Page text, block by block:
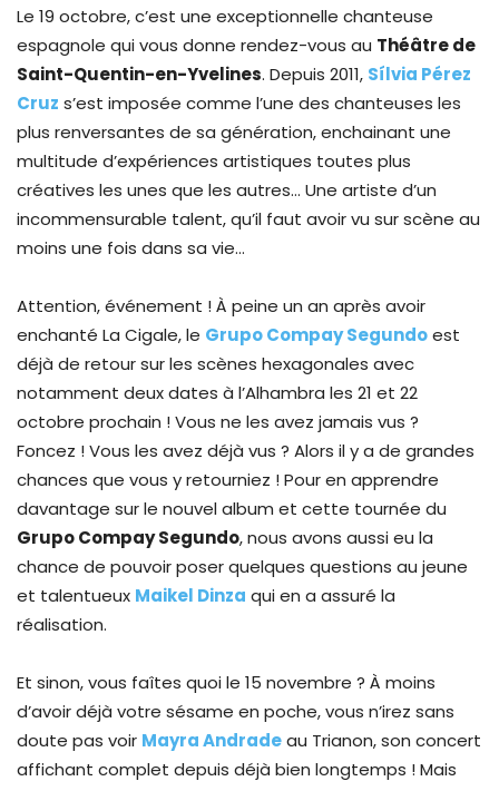
Le 19 octobre, c’est une exceptionnelle chanteuse
espagnole qui vous donne rendez-vous au Théâtre de
Saint-Quentin-en-Yvelines. Depuis 2011, Sílvia Pérez
Cruz s’est imposée comme l’une des chanteuses les
plus renversantes de sa génération, enchainant une
multitude d’expériences artistiques toutes plus
créatives les unes que les autres… Une artiste d’un
incommensurable talent, qu’il faut avoir vu sur scène au
moins une fois dans sa vie…
Attention, événement ! À peine un an après avoir
enchanté La Cigale, le Grupo Compay Segundoest
déjà de retour sur les scènes hexagonales avec
notamment deux dates à l’Alhambra les 21 et 22
octobre prochain ! Vous ne les avez jamais vus ?
Foncez ! Vous les avez déjà vus ? Alors il y a de grandes
chances que vous y retourniez ! Pour en apprendre
davantage sur le nouvel album et cette tournée du
Grupo Compay Segundo, nous avons aussi eu la
chance de pouvoir poser quelques questions au jeune
et talentueux Maikel Dinza qui en a assuré la
réalisation.
Et sinon, vous faîtes quoi le 15 novembre ? À moins
d’avoir déjà votre sésame en poche, vous n’irez sans
doute pas voir Mayra Andradeau Trianon, son concert
affichant complet depuis déjà bien longtemps ! Mais